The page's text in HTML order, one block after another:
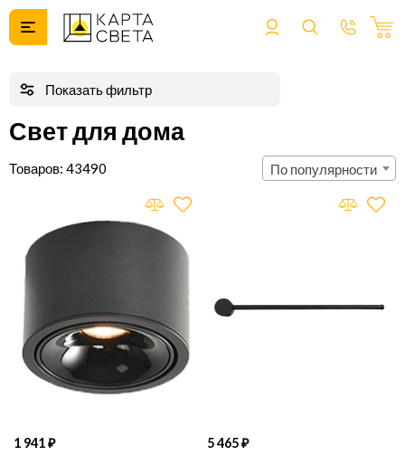
Свет для дома
43490 По популярности
1 941 5 465